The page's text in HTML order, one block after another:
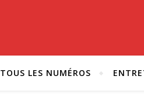
TOUS LES NUMÉROS